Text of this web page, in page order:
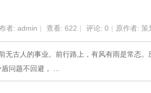
者: admin | 查看: 622 | 评论: 0 | 原作者:
无古人的事业。前行路上，有风有雨是常态
问题不回避， ...